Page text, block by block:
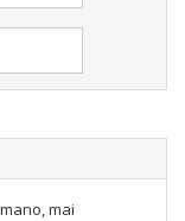
mano, mai